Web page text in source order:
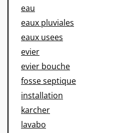
eau
eaux pluviales
eaux usees
evier
evier bouche
fosse septique
installation
karcher
lavabo